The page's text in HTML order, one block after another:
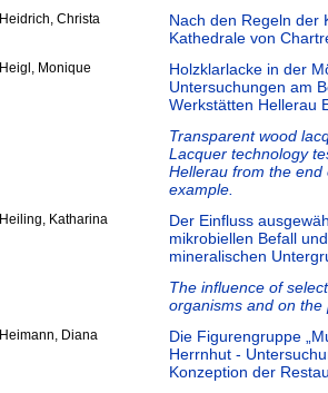
Heidrich, Christa
Nach den Regeln der
Kathedrale von
Heigl, Monique
Holzklarlacke in der
Untersuchungen am
Werkstätten Hellerau
Transparent wood
Lacquer technology
Hellerau from the
example.
Heiling, Katharina
Der Einfluss
mikrobiellen Befall
mineralischen
The influence of
organisms and on
Heimann, Diana
Die Figurengruppe
Herrnhut -
Konzeption der